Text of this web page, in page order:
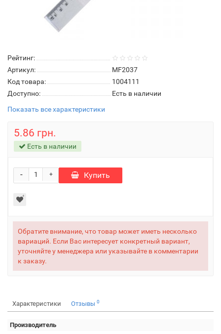
Рейтинг:
Артикул:
MF2037
Код товара:
1004111
Доступно:
Есть в наличии
Показать все характеристики
5.86 грн.
Есть в наличии
+
- Купить
Обратите внимание, что товар может иметь несколько
вариаций. Если Вас интересует конкретный вариант,
уточняйте у менеджера или указывайте в комментарии
к заказу.
Характеристики Отзывы 0
Производитель